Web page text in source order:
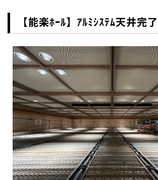
【能楽ﾎｰﾙ】ｱﾙﾐｼｽﾃﾑ天井完了